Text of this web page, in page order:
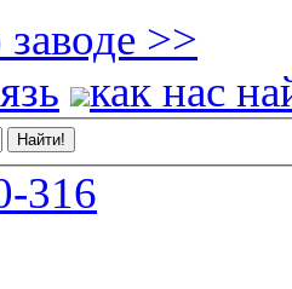
>>
как нас
316